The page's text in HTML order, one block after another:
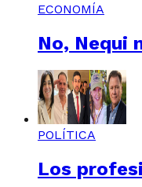
ECONOMÍA
No, Nequi
POLÍTICA
Los